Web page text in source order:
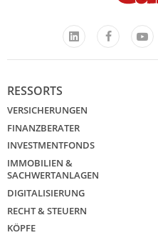
LinkedIn
Facebook
RESSORTS
VERSICHERUNGEN
FINANZBERATER
INVESTMENTFONDS
IMMOBILIEN &
SACHWERTANLAGEN
DIGITALISIERUNG
RECHT & STEUERN
KÖPFE